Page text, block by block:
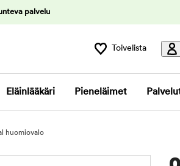
palvelu
Toivelista
Eläinlääkäri Pieneläimet
huomiovalo